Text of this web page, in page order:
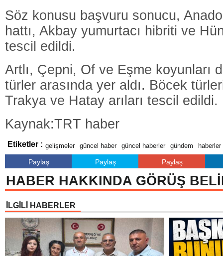
Söz konusu başvuru sonucu,
hattı, Akbay yumurtacı hibriti ve
tescil edildi.
Artlı, Çepni, Of ve Eşme koyunları
türler arasında yer aldı. Böcek
Trakya ve Hatay arıları tescil edildi.
Kaynak:TRT haber
Etiketler : gelişmeler güncel haber güncel haberler gündem haberler
Paylaş Paylaş Paylaş
HABER HAKKINDA GÖRÜŞ
İLGİLİ HABERLER